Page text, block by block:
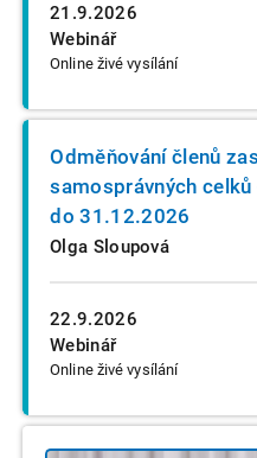
21.9.2026
Webinář
Online živé vysílání
22.9.2026
Webinář
Online živé vysílání
Odměňování členů
samosprávných
do 31.12.2026
Olga Sloupová